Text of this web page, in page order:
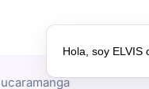
Hola, soy ELVIS